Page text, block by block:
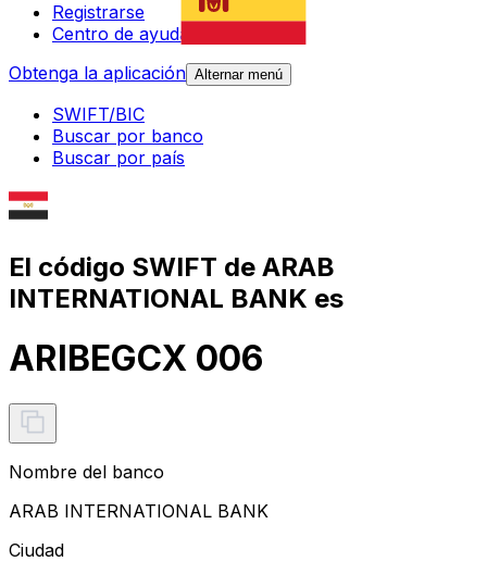
Registrarse
Centro de ayuda
Obtenga la aplicación Alternar menú
SWIFT/BIC
Buscar por banco
Buscar por país
El código SWIFT de ARAB
INTERNATIONAL BANK es
ARIBEGCX 006
Nombre del banco
ARAB INTERNATIONAL BANK
Ciudad